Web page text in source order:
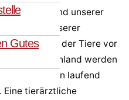
Gutes
Kenntnisstand unserer
sowie unserer
der Sichtung der Tiere vor
in Deutschland werden
Pflegestellen laufend
tierärztliche